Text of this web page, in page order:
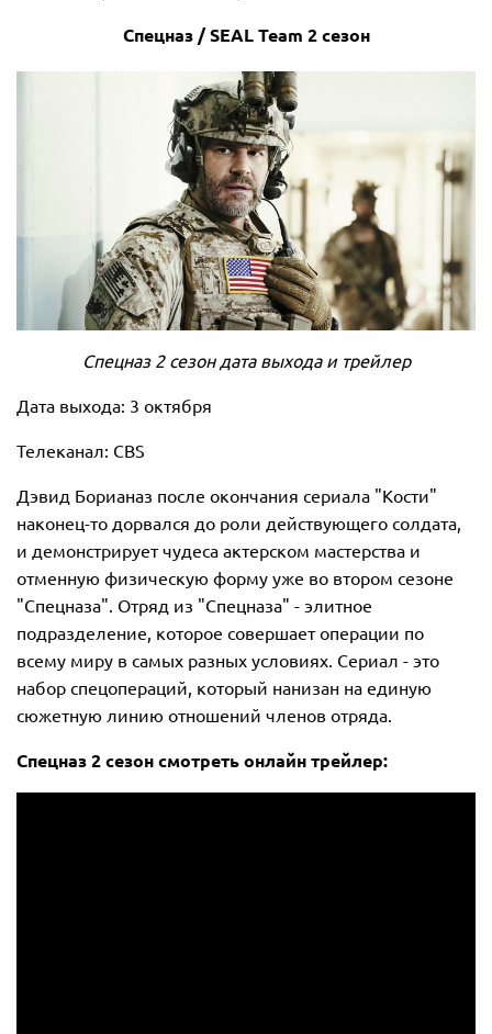
Спецназ / SEAL Team 2 сезон
Спецназ 2 сезон дата выхода и трейлер
Дата выхода: 3 октября
Телеканал: CBS
Дэвид Борианаз после окончания сериала "Кости"
наконец-то дорвался до роли действующего солдата,
и демонстрирует чудеса актерском мастерства и
отменную физическую форму уже во втором сезоне
"Спецназа". Отряд из "Спецназа" - элитное
подразделение, которое совершает операции по
всему миру в самых разных условиях. Сериал - это
набор спецопераций, который нанизан на единую
сюжетную линию отношений членов отряда.
Спецназ 2 сезон смотреть онлайн трейлер: